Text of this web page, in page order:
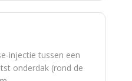
kunnen we
injectie tussen een
onderdak (rond de